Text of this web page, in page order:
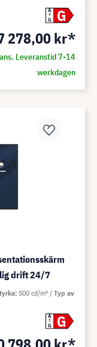
A
G
G
278,00 kr*
Leveranstid 7-14
werkdagen
drift 24/7
A
G
G
500 cd/m²
Typ av